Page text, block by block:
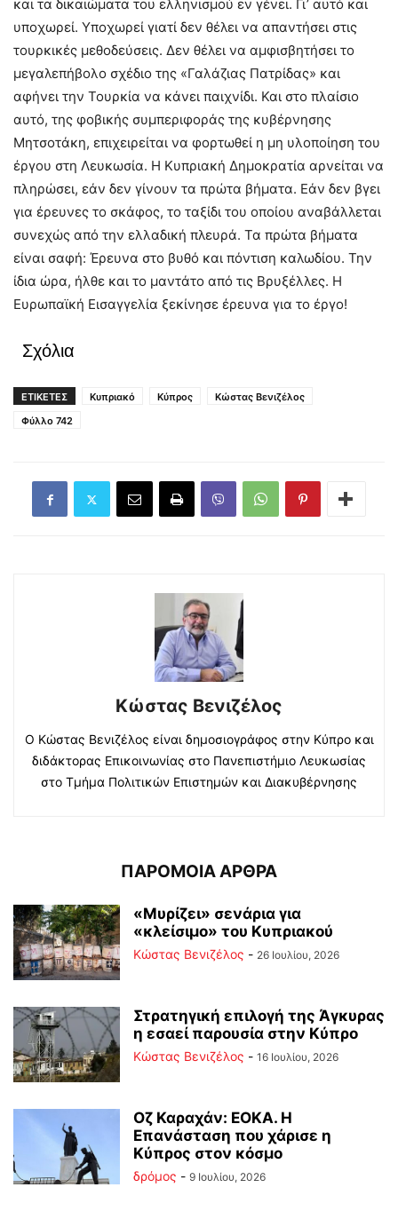
και τα δικαιώματα του ελληνισμού εν γένει. Γι’ αυτό και
υποχωρεί. Υποχωρεί γιατί δεν θέλει να απαντήσει στις
τουρκικές μεθοδεύσεις. Δεν θέλει να αμφισβητήσει το
μεγαλεπήβολο σχέδιο της «Γαλάζιας Πατρίδας» και
αφήνει την Τουρκία να κάνει παιχνίδι. Και στο πλαίσιο
αυτό, της φοβικής συμπεριφοράς της κυβέρνησης
Μητσοτάκη, επιχειρείται να φορτωθεί η μη υλοποίηση του
έργου στη Λευκωσία. Η Κυπριακή Δημοκρατία αρνείται να
πληρώσει, εάν δεν γίνουν τα πρώτα βήματα. Εάν δεν βγει
για έρευνες το σκάφος, το ταξίδι του οποίου αναβάλλεται
συνεχώς από την ελλαδική πλευρά. Τα πρώτα βήματα
είναι σαφή: Έρευνα στο βυθό και πόντιση καλωδίου. Την
ίδια ώρα, ήλθε και το μαντάτο από τις Βρυξέλλες. Η
Ευρωπαϊκή Εισαγγελία ξεκίνησε έρευνα για το έργο!
Σχόλια
ΕΤΙΚΕΤΕΣ Κυπριακό Κύπρος
Κώστας Βενιζέλος
Φύλλο 742
Κώστας Βενιζέλος
Ο Κώστας Βενιζέλος είναι δημοσιογράφος στην Κύπρο και
διδάκτορας Επικοινωνίας στο Πανεπιστήμιο Λευκωσίας
στο Τμήμα Πολιτικών Επιστημών και Διακυβέρνησης
ΠΑΡΟΜΟΙΑ ΑΡΘΡΑ
«Μυρίζει» σενάρια για
«κλείσιμο» του Κυπριακού
Κώστας Βενιζέλος - 26 Ιουλίου, 2026
Στρατηγική επιλογή της Άγκυρας
η εσαεί παρουσία στην Κύπρο
Κώστας Βενιζέλος - 16 Ιουλίου, 2026
Οζ Καραχάν: ΕΟΚΑ. Η
Επανάσταση που χάρισε η
Κύπρος στον κόσμο
δρόμος - 9 Ιουλίου, 2026